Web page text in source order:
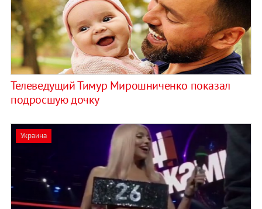
Телеведущий Тимур Мирошниченко показал
подросшую дочку
Украина